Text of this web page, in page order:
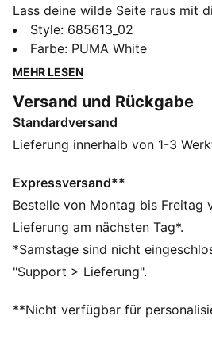
Lass deine wilde Seite raus mit
einem coolen PUMA Logo und
Seitenteilen. Der gerippte
einen klassischen Touch –
aus.
FEATURES + VORTEILE
Hergestellt aus mindestens 20 %
Slim Fit
Single Jersey
Kurze Länge
Rundhalsausschnitt
Kurze Ärmel
PUMA Branding-Details
Teenager zwischen 8 und 16
Style: 685613_02
Farbe: PUMA White
MEHR LESEN
Versand und Rückgabe
Standardversand
Lieferung innerhalb von 1-3
Expressversand**
Bestelle von Montag bis Freitag
Lieferung am nächsten Tag*.
*Samstage sind nicht
"Support > Lieferung".
**Nicht verfügbar für